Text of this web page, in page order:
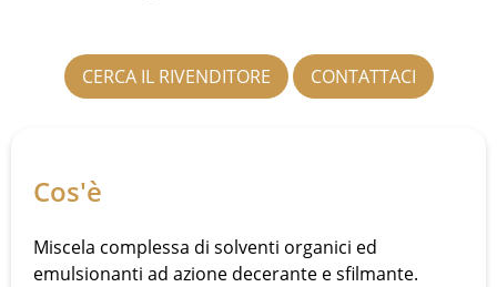
CERCA IL RIVENDITORE CONTATTACI
Cos'è
Miscela complessa di solventi organici ed
emulsionanti ad azione decerante e sfilmante.